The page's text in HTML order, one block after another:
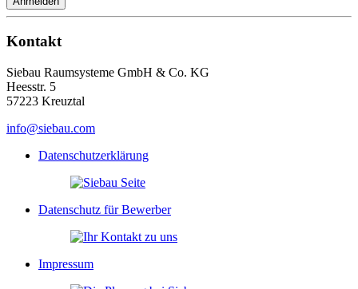
Kontakt
Siebau Raumsysteme GmbH & Co. KG
Heesstr. 5
57223 Kreuztal
info@siebau.com
Datenschutzerklärung
Datenschutz für Bewerber
Impressum